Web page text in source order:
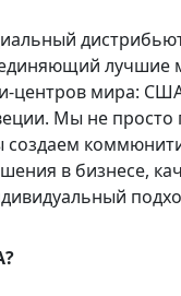
лучшие
мира:
Мы не просто
коммюнити
в бизнесе,